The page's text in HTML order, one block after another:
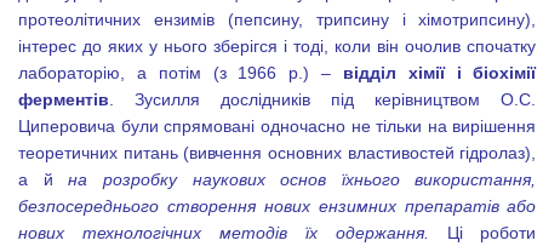
протеолітичних ензимів (пепсину, трипсину і хімотрипсину),
інтерес до яких у нього зберігся і тоді, коли він очолив спочатку
лабораторію, а потім (з 1966 р.) – відділ хімії і біохімії
ферментів. Зусилля дослідників під керівництвом О.С.
Циперовича були спрямовані одночасно не тільки на вирішення
теоретичних питань (вивчення основних властивостей гідролаз),
а йна розробку наукових основ їхнього використання,
безпосереднього створення нових ензимних препаратів або
нових технологічних методів їх одержання.
Ці роботи